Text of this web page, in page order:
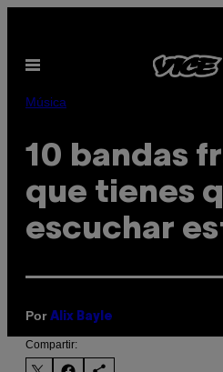
contenido
Abrir
Música
10 bandas
que tienes
escuchar
Por Alix Bayle
Compartir: